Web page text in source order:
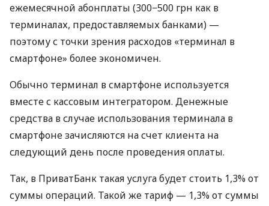
ежемесячной абонплаты (300−500 грн как в
терминалах, предоставляемых банками) —
поэтому с точки зрения расходов «терминал в
смартфоне» более экономичен.
Обычно терминал в смартфоне используется
вместе с кассовым интегратором. Денежные
средства в случае использования терминала в
смартфоне зачисляются на счет клиента на
следующий день после проведения оплаты.
Так, в ПриватБанк такая услуга будет стоить 1,3% от
суммы операций. Такой же тариф — 1,3% от суммы